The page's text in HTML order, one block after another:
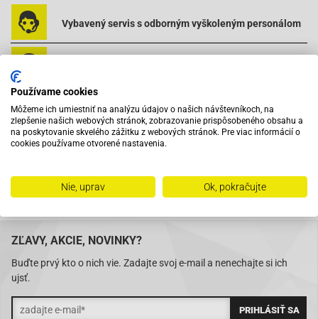
Vybavený servis s odborným vyškoleným personálom
Na trhu od roku 2007
ZĽAVY, AKCIE, NOVINKY?
Buďte prvý kto o nich vie. Zadajte svoj e-mail a nenechajte si ich
ujsť.
Používame cookies
Môžeme ich umiestniť na analýzu údajov o našich návštevníkoch, na
zlepšenie našich webových stránok, zobrazovanie prispôsobeného obsahu a
na poskytovanie skvelého zážitku z webových stránok. Pre viac informácií o
cookies používame otvorené nastavenia.
Nie, uprav Ok, pokračujte